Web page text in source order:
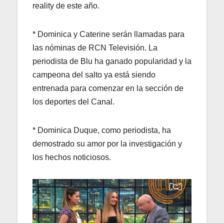
reality de este año.
* Dominica y Caterine serán llamadas para
las nóminas de RCN Televisión. La
periodista de Blu ha ganado popularidad y la
campeona del salto ya está siendo
entrenada para comenzar en la sección de
los deportes del Canal.
* Dominica Duque, como periodista, ha
demostrado su amor por la investigación y
los hechos noticiosos.